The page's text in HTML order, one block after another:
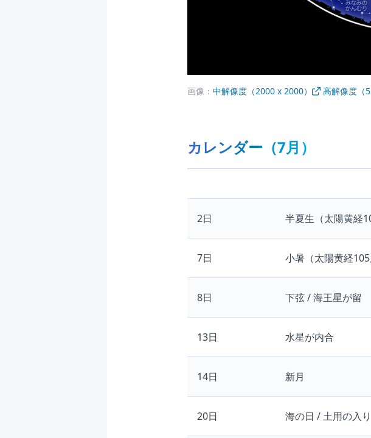
画像： 中解像度（2000 x 2000） 高解像度（
カレンダー（7月）
2日 半夏生（太陽黄経
7日 小暑（太陽黄経
8日 下弦 / 海王星が留
13日 水星が内合
14日 新月
20日 海の日 / 土用の入